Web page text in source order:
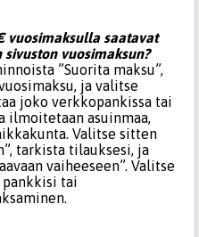
vuosimaksulla saatavat
vuosimaksun?
”Suorita maksu”,
ja valitse
joko verkkopankissa tai
ilmoitetaan asuinmaa,
Valitse sitten
tarkista tilauksesi, ja
vaiheeseen”. Valitse
tai